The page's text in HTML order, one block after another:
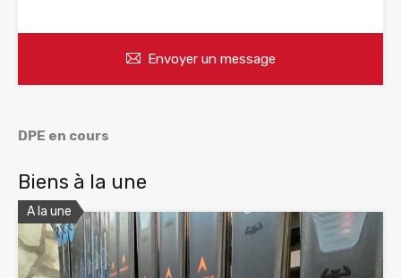
Envoyer un message
DPE en cours
Biens à la une
A la une